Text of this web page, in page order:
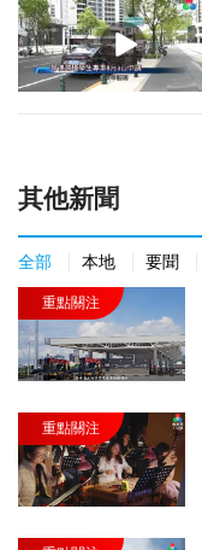
其他新聞
全部 本地 要聞